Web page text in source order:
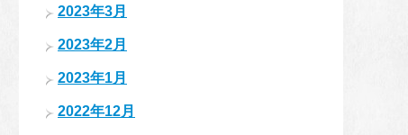
2023年3月
2023年2月
2023年1月
2022年12月